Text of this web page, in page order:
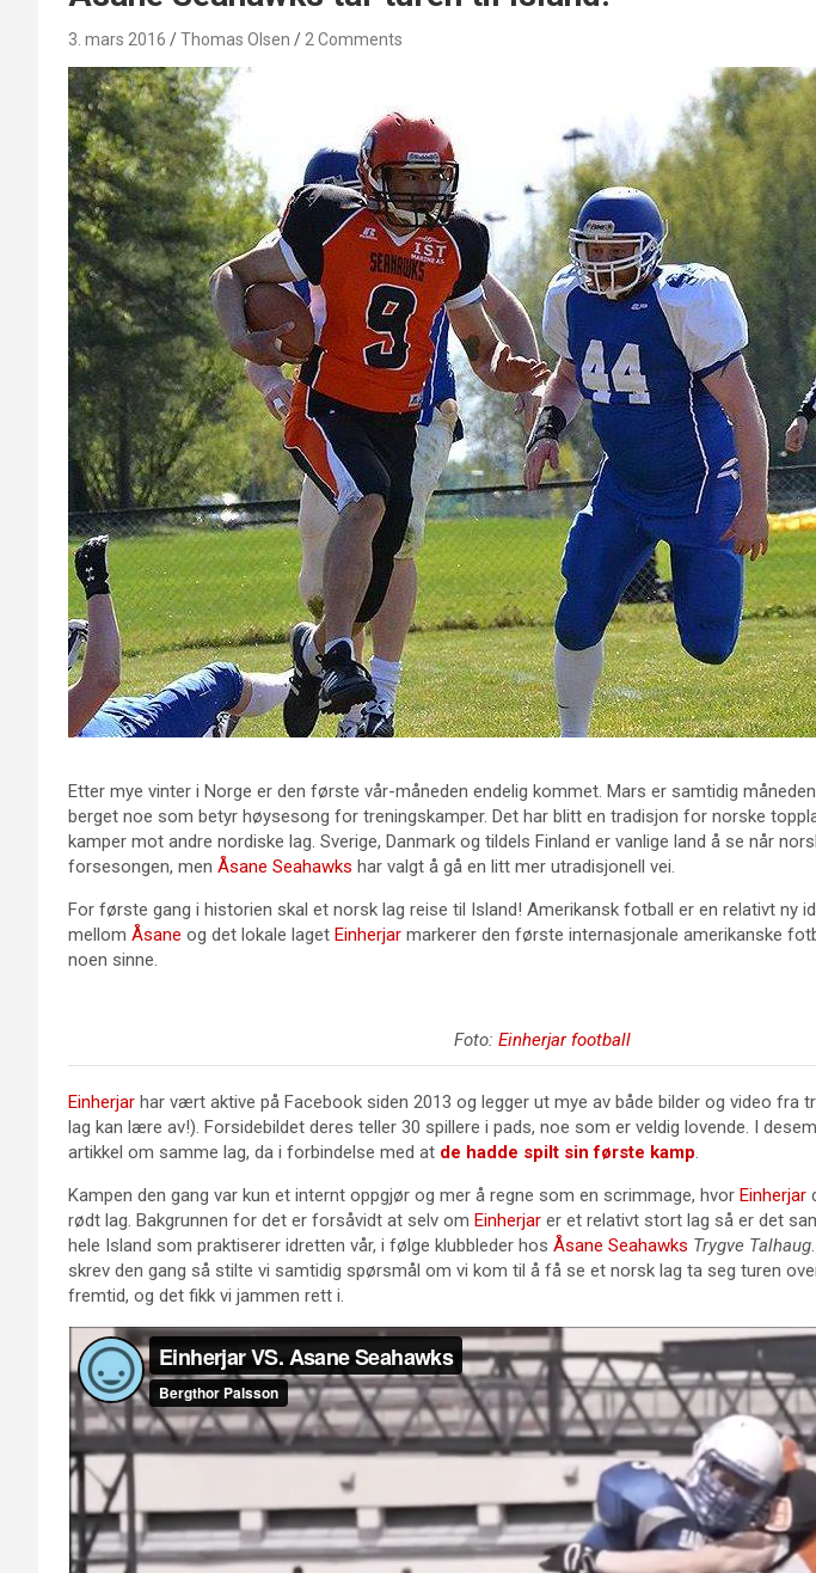
3. mars 2016 Thomas Olsen 2 Comments
Etter mye vinter i Norge er den første vår-måneden endelig kommet. Mars er samtidig
berget noe som betyr høysesong for treningskamper. Det har blitt en tradisjon for norske
kamper mot andre nordiske lag. Sverige, Danmark og tildels Finland er vanlige land å se når
forsesongen, men Åsane Seahawks har valgt å gå en litt mer utradisjonell vei.
For første gang i historien skal et norsk lag reise til Island! Amerikansk fotball er en relativt ny
mellom Åsane og det lokale laget Einherjar markerer den første internasjonale amerikanske
noen sinne.
Foto: Einherjar football
Einherjar har vært aktive på Facebook siden 2013 og legger ut mye av både bilder og video fra
lag kan lære av!). Forsidebildet deres teller 30 spillere i pads, noe som er veldig lovende. I
artikkel om samme lag, da i forbindelse med at de hadde spilt sin første kamp.
Kampen den gang var kun et internt oppgjør og mer å regne som en scrimmage, hvor Einherjar
rødt lag. Bakgrunnen for det er forsåvidt at selv om Einherjar er et relativt stort lag så er det
hele Island som praktiserer idretten vår, i følge klubbleder hos Åsane Seahawks Trygve Talhaug
skrev den gang så stilte vi samtidig spørsmål om vi kom til å få se et norsk lag ta seg turen
fremtid, og det fikk vi jammen rett i.